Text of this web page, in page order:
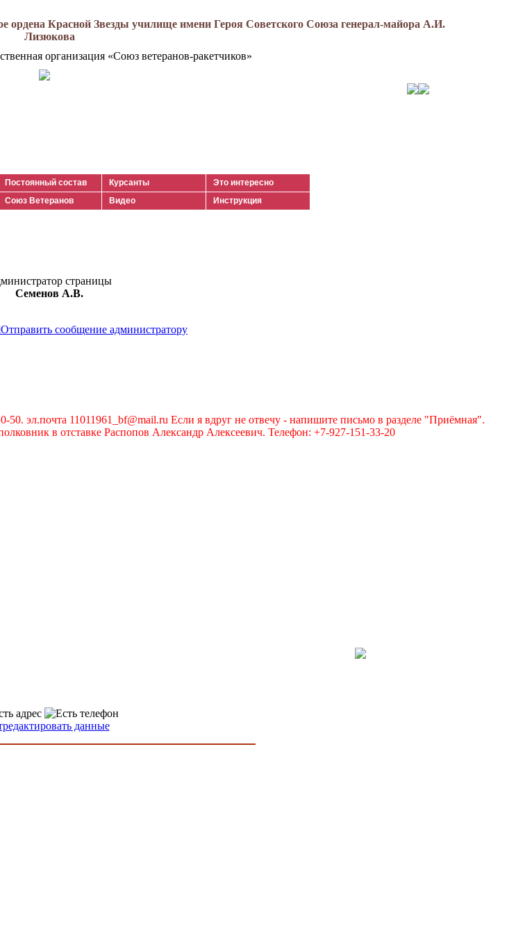
ордена Красной Звезды училище имени Героя Советского Союза генерал-майора А.И.
Лизюкова
организация «Союз ветеранов-ракетчиков»
Постоянный состав Курсанты
Это интересно
Союз Ветеранов Видео Инструкция
страницы
Семенов А.В.
Отправить сообщение администратору
эл.почта 11011961_bf@mail.ru Если я вдруг не отвечу - напишите письмо в разделе "Приёмная".
в отставке Распопов Александр Алексеевич. Телефон: +7-927-151-33-20
данные